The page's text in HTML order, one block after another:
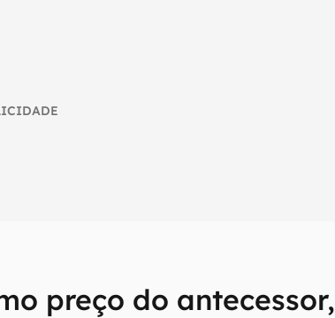
preço do antecessor,